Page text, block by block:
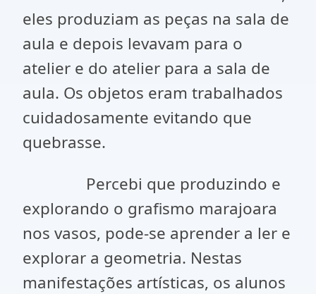
eles produziam as peças na sala de
aula e depois levavam para o
atelier e do atelier para a sala de
aula. Os objetos eram trabalhados
cuidadosamente evitando que
quebrasse.
Percebi que produzindo e
explorando o grafismo marajoara
nos vasos, pode-se aprender a ler e
explorar a geometria. Nestas
manifestações artísticas, os alunos